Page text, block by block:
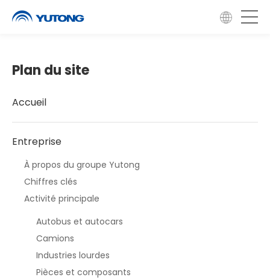
Plan du site
Accueil
Entreprise
À propos du groupe Yutong
Chiffres clés
Activité principale
Autobus et autocars
Camions
Industries lourdes
Pièces et composants